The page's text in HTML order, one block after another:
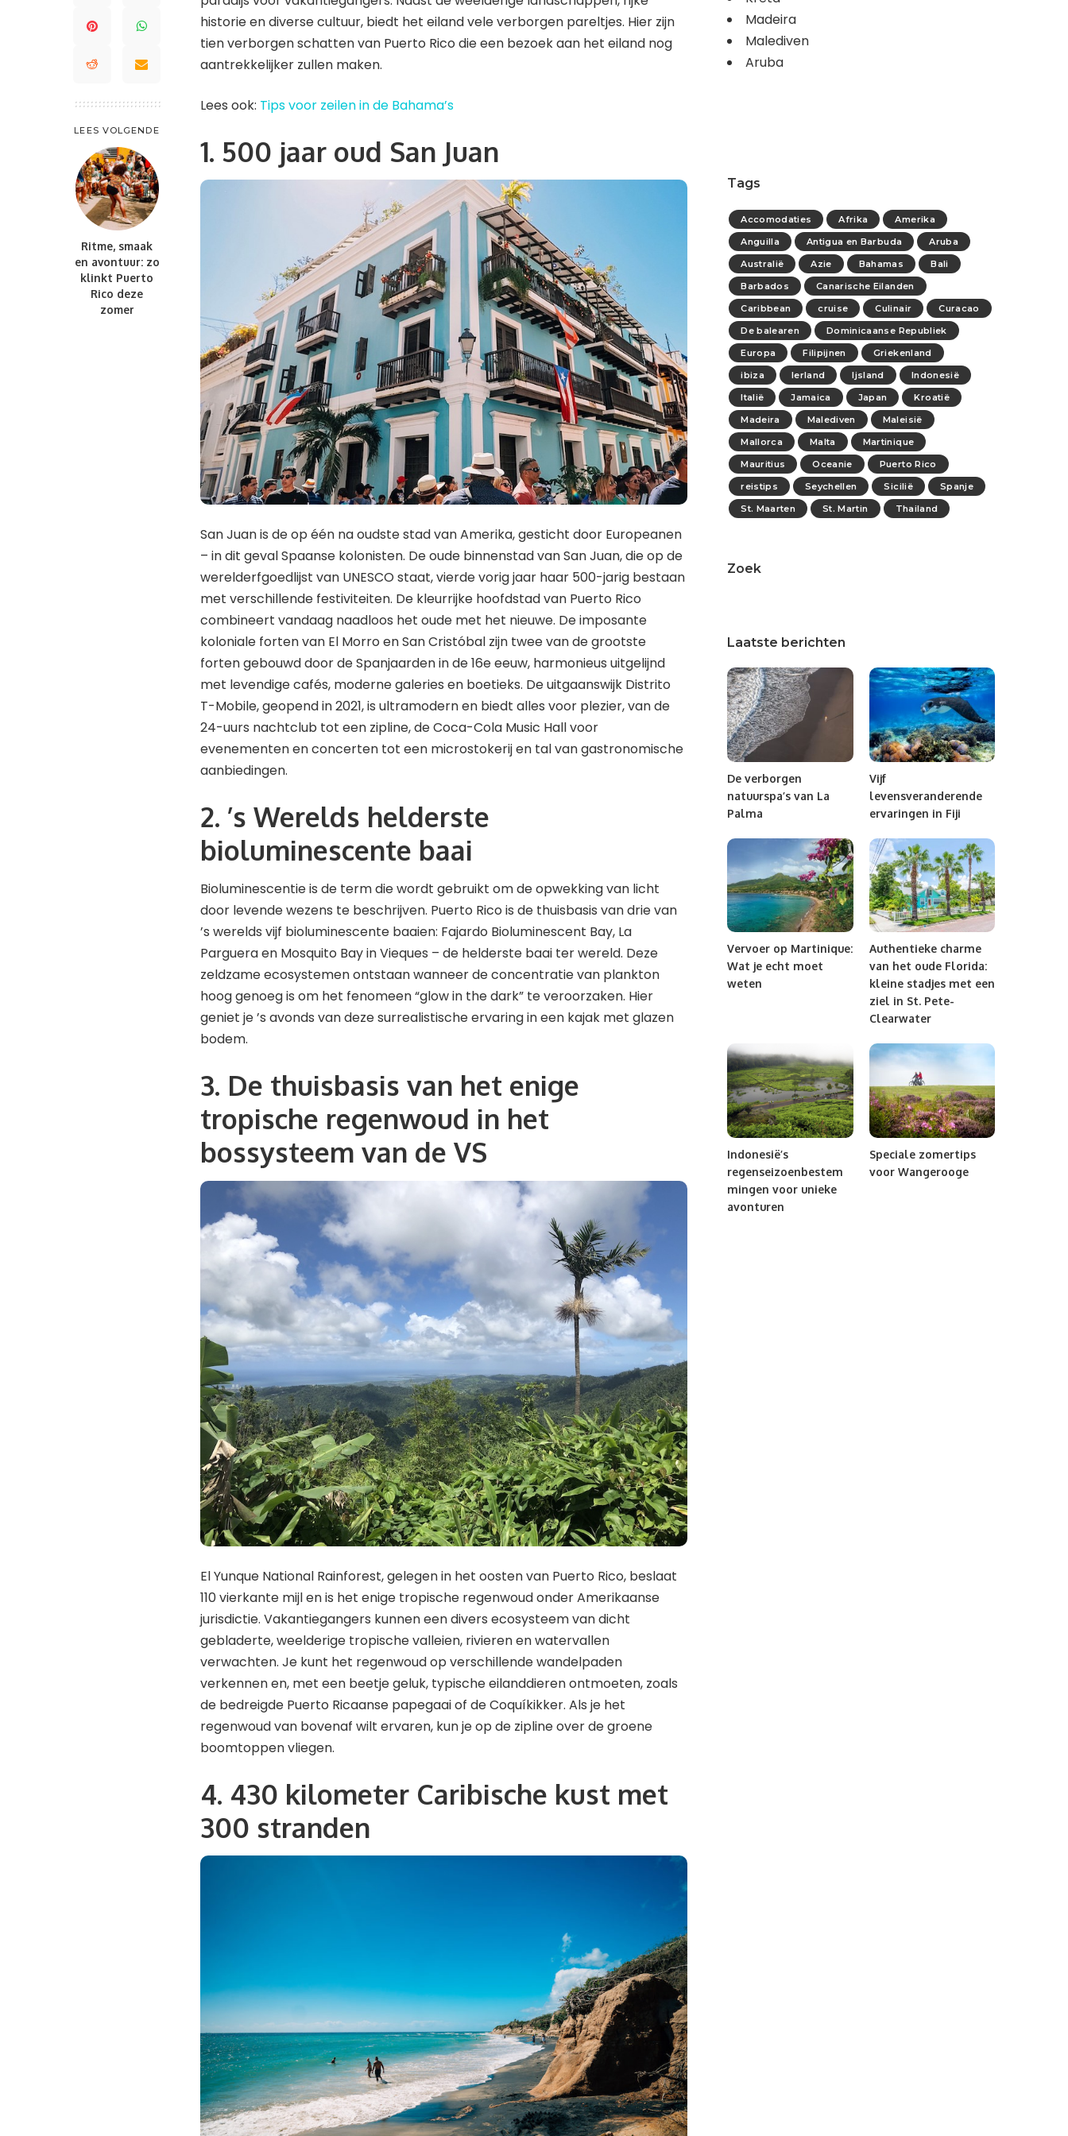
St. Kitts en Nevis
Turks- en Caicoseilanden
Waddeneilanden
Trinidad en Tobago
LEES VOLGENDE
Ritme, smaak
en avontuur: zo
klinkt Puerto
Rico deze
zomer
historie en diverse cultuur, biedt het eiland vele verborgen pareltjes. Hier zijn
tien verborgen schatten van Puerto Rico die een bezoek aan het eiland nog
aantrekkelijker zullen maken.
Lees ook: Tips voor zeilen in de Bahama’s
1. 500 jaar oud San Juan
San Juan is de op één na oudste stad van Amerika, gesticht door Europeanen
– in dit geval Spaanse kolonisten. De oude binnenstad van San Juan, die op de
werelderfgoedlijst van UNESCO staat, vierde vorig jaar haar 500-jarig bestaan
​​met verschillende festiviteiten. De kleurrijke hoofdstad van Puerto Rico
combineert vandaag naadloos het oude met het nieuwe. De imposante
koloniale forten van El Morro en San Cristóbal zijn twee van de grootste
forten gebouwd door de Spanjaarden in de 16e eeuw, harmonieus uitgelijnd
met levendige cafés, moderne galeries en boetieks. De uitgaanswijk Distrito
T-Mobile, geopend in 2021, is ultramodern en biedt alles voor plezier, van de
24-uurs nachtclub tot een zipline, de Coca-Cola Music Hall voor
evenementen en concerten tot een microstokerij en tal van gastronomische
aanbiedingen.
2. ’s Werelds helderste
bioluminescente baai
Bioluminescentie is de term die wordt gebruikt om de opwekking van licht
door levende wezens te beschrijven. Puerto Rico is de thuisbasis van drie van
’s werelds vijf bioluminescente baaien: Fajardo Bioluminescent Bay, La
Parguera en Mosquito Bay in Vieques – de helderste baai ter wereld. Deze
zeldzame ecosystemen ontstaan ​​wanneer de concentratie van plankton
hoog genoeg is om het fenomeen “glow in the dark” te veroorzaken. Hier
geniet je ’s avonds van deze surrealistische ervaring in een kajak met glazen
bodem.
3. De thuisbasis van het enige
tropische regenwoud in het
bossysteem van de VS
El Yunque National Rainforest, gelegen in het oosten van Puerto Rico, beslaat
110 vierkante mijl en is het enige tropische regenwoud onder Amerikaanse
jurisdictie. Vakantiegangers kunnen een divers ecosysteem van dicht
gebladerte, weelderige tropische valleien, rivieren en watervallen
verwachten. Je kunt het regenwoud op verschillende wandelpaden
verkennen en, met een beetje geluk, typische eilanddieren ontmoeten, zoals
de bedreigde Puerto Ricaanse papegaai of de Coquíkikker. Als je het
regenwoud van bovenaf wilt ervaren, kun je op de zipline over de groene
boomtoppen vliegen.
4. 430 kilometer Caribische kust met
300 stranden
Madeira
Malediven
Aruba
Tags
Accomodaties Afrika
Amerika
Anguilla
Antigua en Barbuda
Aruba
Australië
Azie Bahamas
Bali
Barbados
Canarische Eilanden
Caribbean
cruise Culinair
Curacao
De balearen
Dominicaanse Republiek
Europa
Filipijnen
Griekenland
ibiza
Ierland Ijsland
Indonesië
Italië
Jamaica Japan
Kroatië
Madeira
Malediven
Maleisië
Mallorca
Malta
Martinique
Mauritius
Oceanie
Puerto Rico
reistips
Seychellen Sicilië
Spanje
St. Maarten
St. Martin Thailand
Zoek
Laatste berichten
De verborgen
natuurspa’s van La
Palma
Vijf
levensveranderende
ervaringen in Fiji
Vervoer op Martinique:
Wat je echt moet
weten
Authentieke charme
van het oude Florida:
kleine stadjes met een
ziel in St. Pete-
Clearwater
Indonesië’s
regenseizoenbestem
mingen voor unieke
avonturen
Speciale zomertips
voor Wangerooge